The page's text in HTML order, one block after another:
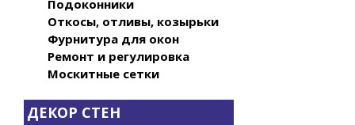
Подоконники
Откосы, отливы, козырьки
Фурнитура для окон
Ремонт и регулировка
Москитные сетки
ДЕКОР СТЕН